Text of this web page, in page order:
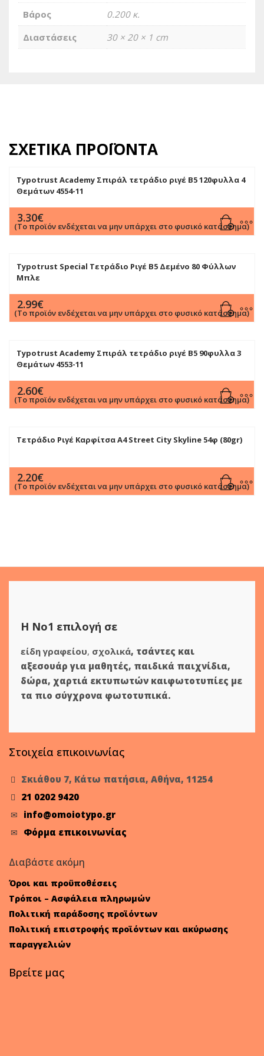
Βάρος
0.200 κ.
Διαστάσεις
30 × 20 × 1 cm
ΣΧΕΤΙΚΆ ΠΡΟΪΌΝΤΑ
Typotrust Academy Σπιράλ τετράδιο ριγέ B5 120φυλλα 4
Θεμάτων 4554-11
3.30€
(Το προϊόν ενδέχεται να μην υπάρχει στο φυσικό κατάστημα)
Typotrust Special Τετράδιο Ριγέ Β5 Δεμένο 80 Φύλλων
Μπλε
2.99€
(Το προϊόν ενδέχεται να μην υπάρχει στο φυσικό κατάστημα)
Typotrust Academy Σπιράλ τετράδιο ριγέ B5 90φυλλα 3
Θεμάτων 4553-11
2.60€
(Το προϊόν ενδέχεται να μην υπάρχει στο φυσικό κατάστημα)
Τετράδιο Ριγέ Καρφίτσα Α4 Street City Skyline 54φ (80gr)
2.20€
(Το προϊόν ενδέχεται να μην υπάρχει στο φυσικό κατάστημα)
Η Νο1 επιλογή σε
είδη γραφείου, σχολικά, τσάντες και
αξεσουάρ για μαθητές, παιδικά παιχνίδια,
δώρα, χαρτιά εκτυπωτών καιφωτοτυπίες με
τα πιο σύγχρονα φωτοτυπικά.
Στοιχεία επικοινωνίας
Σκιάθου 7, Κάτω πατήσια, Αθήνα, 11254
21 0202 9420
info@omoiotypo.gr
Φόρμα επικοινωνίας
Διαβάστε ακόμη
Όροι και προϋποθέσεις
Τρόποι – Ασφάλεια πληρωμών
Πολιτική παράδοσης προϊόντων
Πολιτική επιστροφής προϊόντων και ακύρωσης
παραγγελιών
Βρείτε μας